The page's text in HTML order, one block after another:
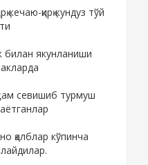
кечаю-қирқ кундуз тўй
билан якунланиши
севишиб турмуш
қалблар кўпинча